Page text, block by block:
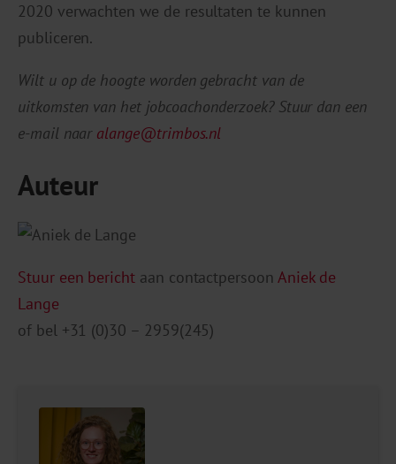
2020 verwachten we de resultaten te kunnen
publiceren.
Wilt u op de hoogte worden gebracht van de
uitkomsten van het jobcoachonderzoek? Stuur dan een
e-mail naar alange@trimbos.nl
Auteur
Stuur een berichtaan contactpersoon Aniek de
Lange
of bel +31 (0)30 – 2959(245)